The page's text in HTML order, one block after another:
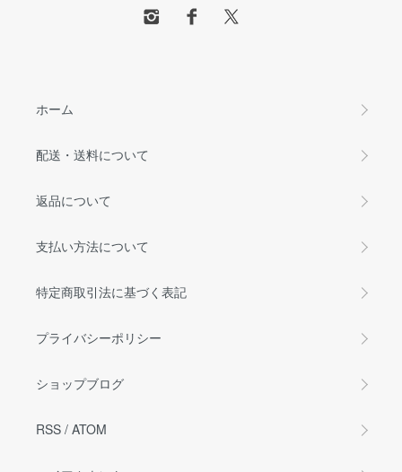
ホーム
配送・送料について
返品について
支払い方法について
特定商取引法に基づく表記
プライバシーポリシー
ショップブログ
RSS / ATOM